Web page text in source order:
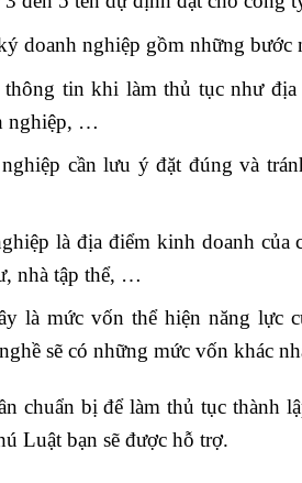
doanh nghiệp gồm những bước
thông tin khi làm thủ tục như
nghiệp, …
cần lưu ý đặt đúng và
là địa điểm kinh doanh
nhà tập thể, …
là mức vốn thể hiện năng lực
sẽ có những mức vốn khác
chuẩn bị để làm thủ tục thành
Luật bạn sẽ được hỗ trợ.